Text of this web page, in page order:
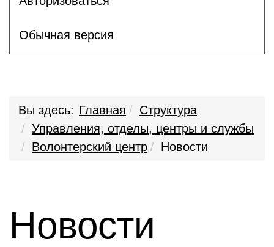
Обычная версия
Вы здесь: Главная
Структура
Управления, отделы, центры и службы
Волонтерский центр
Новости
Новости